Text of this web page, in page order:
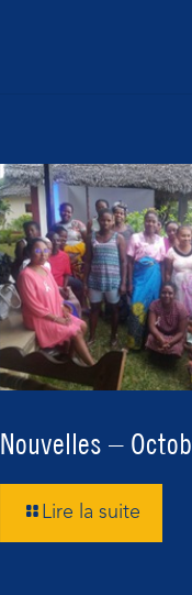
Nouvelles –
Lire la suite